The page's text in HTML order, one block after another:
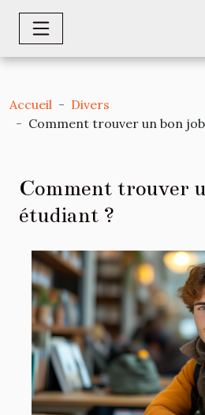
Accueil
Divers
Comment trouver un bon
Comment trouver
étudiant ?